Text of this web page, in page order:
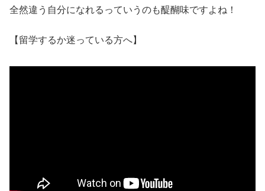
全然違う自分になれるっていうのも醍醐味ですよね！
【留学するか迷っている方へ】